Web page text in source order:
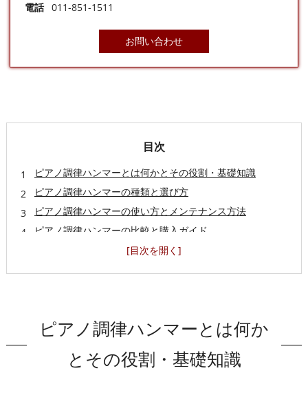
電話 011-851-1511
お問い合わせ
目次
ピアノ調律ハンマーとは何かとその役割・基礎知識
ピアノ調律ハンマーの種類と選び方
ピアノ調律ハンマーの使い方とメンテナンス方法
ピアノ調律ハンマーの比較と購入ガイド
ピアノ調律ハンマーと他の調律工具・関連アクセサリーの
ピアノ調律ハンマーとは何か
とその役割・基礎知識